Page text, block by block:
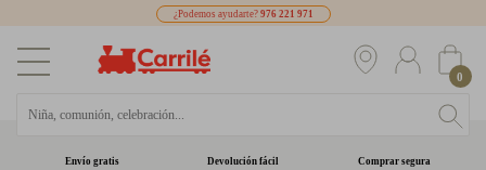
¿Podemos ayudarte? 976 221 971
0
Envío gratis Devolución fácil Comprar segura